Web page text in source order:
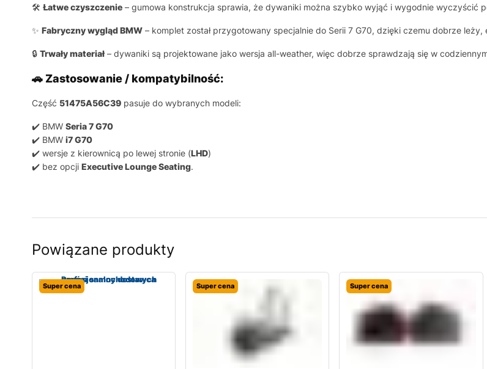
🛠️ Łatwe czyszczenie – gumowa konstrukcja sprawia, że dywaniki można szybko wyjąć i wygodnie wyczyścić
✨ Fabryczny wygląd BMW – komplet został przygotowany specjalnie do Serii 7 G70, dzięki czemu dobrze
🔒 Trwały materiał – dywaniki są projektowane jako wersja all-weather, więc dobrze sprawdzają się w
🚗 Zastosowanie / kompatybilność:
Część 51475A56C39 pasuje do wybranych modeli:
✔️ BMW Seria 7 G70
✔️ BMW i7 G70
✔️ wersje z kierownicą po lewej stronie (LHD)
✔️ bez opcji Executive Lounge Seating.
Powiązane produkty
Super cena Super cena Super cena